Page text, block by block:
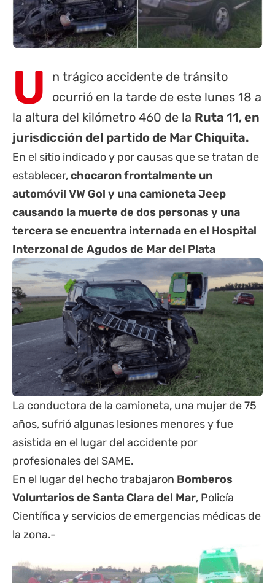
U
n trágico accidente de tránsito
ocurrió en la tarde de este lunes 18 a
la altura del kilómetro 460 de la Ruta 11, en
jurisdicción del partido de Mar Chiquita.
En el sitio indicado y por causas que se tratan de
establecer,chocaron frontalmente un
automóvil VW Gol y una camioneta Jeep
causando la muerte de dos personas y una
tercera se encuentra internada en el Hospital
Interzonal de Agudos de Mar del Plata
La conductora de la camioneta, una mujer de 75
años, sufrió algunas lesiones menores y fue
asistida en el lugar del accidente por
profesionales del SAME.
En el lugar del hecho trabajaron Bomberos
Voluntarios de Santa Clara del Mar, Policía
Científica y servicios de emergencias médicas de
la zona.-